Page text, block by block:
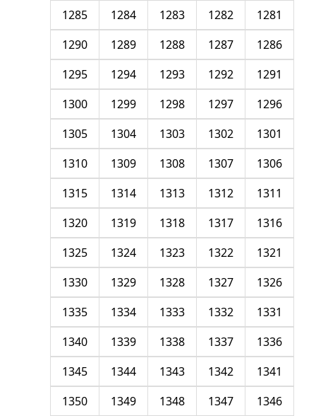
1281
1282
1283
1284
1285
1286
1287
1288
1289
1290
1291
1292
1293
1294
1295
1296
1297
1298
1299
1300
1301
1302
1303
1304
1305
1306
1307
1308
1309
1310
1311
1312
1313
1314
1315
1316
1317
1318
1319
1320
1321
1322
1323
1324
1325
1326
1327
1328
1329
1330
1331
1332
1333
1334
1335
1336
1337
1338
1339
1340
1341
1342
1343
1344
1345
1346
1347
1348
1349
1350